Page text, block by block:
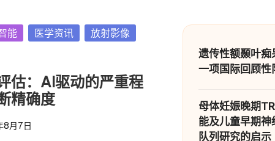
能 医学资讯
放射影像
估：AI驱动的严重程
精确度
月7日
遗传性额颞叶痴
一项国际回顾
母体妊娠晚期
能及儿童早期
队列研究的启示